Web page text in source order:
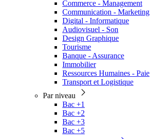
Commerce - Management
Communication - Marketing
Digital - Informatique
Audiovisuel - Son
Design Graphique
Tourisme
Banque - Assurance
Immobilier
Ressources Humaines - Paie
Transport et Logistique
Par niveau
Bac +1
Bac +2
Bac +3
Bac +5